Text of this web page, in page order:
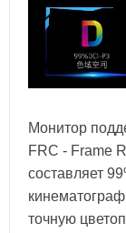
Монитор
FRC - Frame
составляет
точную